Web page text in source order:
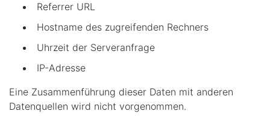
Referrer URL
Hostname des zugreifenden Rechners
Uhrzeit der Serveranfrage
IP-Adresse
Eine Zusammenführung dieser Daten mit anderen
Datenquellen wird nicht vorgenommen.